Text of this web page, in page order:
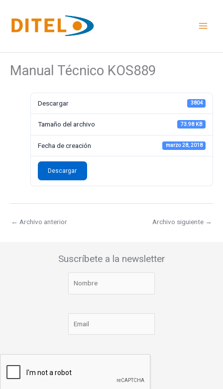
contenido
Manual Técnico KOS889
Descargar 3804
Tamaño del archivo 73.98 KB
Fecha de creación marzo 28, 2018
Descargar
← Archivo anterior Archivo siguiente →
Suscríbete a la newsletter